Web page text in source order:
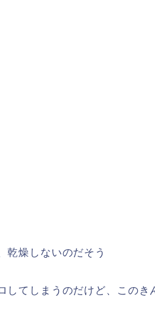
乾燥しないのだそう
してしまうのだけど、このき